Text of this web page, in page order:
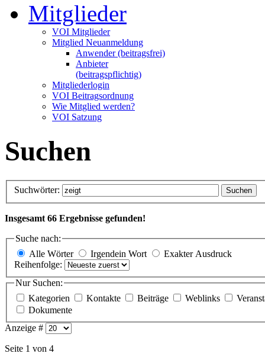
Mitglieder
VOI Mitglieder
Mitglied Neuanmeldung
Anwender (beitragsfrei)
Anbieter
(beitragspflichtig)
Mitgliederlogin
VOI Beitragsordnung
Wie Mitglied werden?
VOI Satzung
Suchen
Suchwörter: Suchen
Insgesamt 66 Ergebnisse gefunden!
Suche nach:
Alle Wörter
Irgendein Wort
Exakter Ausdruck
Reihenfolge:
Nur Suchen:
Kategorien
Kontakte Beiträge Weblinks
Dokumente
Anzeige #
Seite 1 von 4